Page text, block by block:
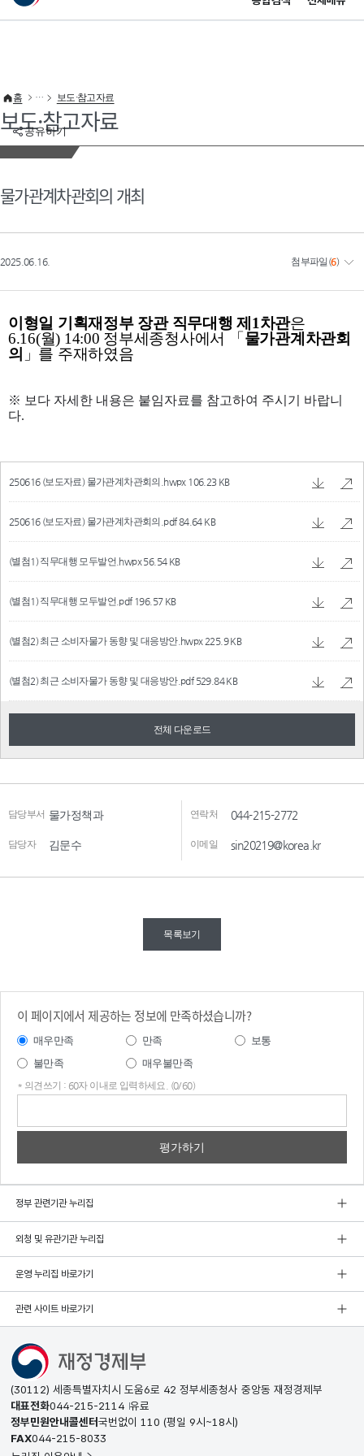
이 누리집은 대한민국 공식 전자정부 누리집입니다.
공유하기
홈 보도·참고자료
보도·참고자료
물가관계차관회의 개최
2025.06.16. 첨부파일 (6)
250616 (보도자료) 물가관계차관회의.hwpx 106.23 KB
250616 (보도자료) 물가관계차관회의.pdf84.64 KB
(별첨1) 직무대행 모두발언.hwpx56.54 KB
(별첨1) 직무대행 모두발언.pdf 196.57 KB
(별첨2) 최근 소비자물가 동향 및 대응방안.hwpx 225.9 KB
(별첨2) 최근 소비자물가 동향 및 대응방안.pdf 529.84 KB
전체 다운로드
담당부서 물가정책과 연락처 044-215-2772
담당자 김문수 이메일 sin20219@korea.kr
목록보기
이 페이지에서 제공하는 정보에 만족하셨습니까?
매우만족 만족
보통
불만족
매우불만족
* 의견쓰기 : 60자 이내로 입력하세요. (0/60)
정부 관련기관 누리집
외청 및 유관기관 누리집
운영 누리집 바로가기
관련 사이트 바로가기
(30112) 세종특별자치시 도움6로 42 정부세종청사 중앙동 재정경제부
대표전화044-215-2114 유료
정부민원안내콜센터국번없이 110 (평일 9시~18시)
FAX044-215-8033